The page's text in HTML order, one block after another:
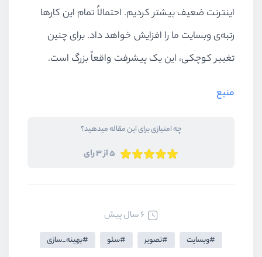
اینترنت ضعیف بیشتر کردیم. احتمالاً تمام این کارها
رتبه‌ی وبسایت ما را افزایش خواهد داد. برای چنین
تغییر کوچکی، این یک پیشرفت واقعاً بزرگ است.
منبع
چه امتیازی برای این مقاله میدهید؟
5 از 3 رای
6 سال پیش
وبسایت تصویر سئو بهینه_سازی